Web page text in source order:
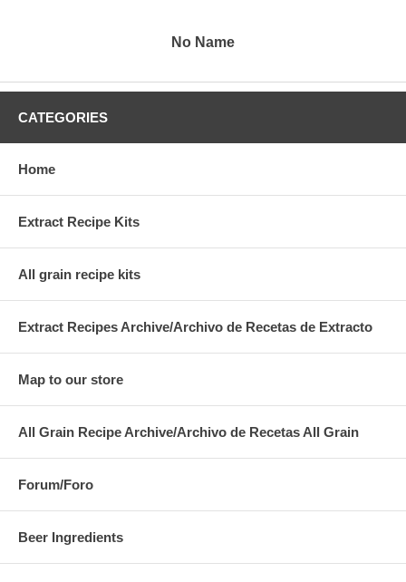
No Name
CATEGORIES
Home
Extract Recipe Kits
All grain recipe kits
Extract Recipes Archive/Archivo de Recetas de Extracto
Map to our store
All Grain Recipe Archive/Archivo de Recetas All Grain
Forum/Foro
Beer Ingredients